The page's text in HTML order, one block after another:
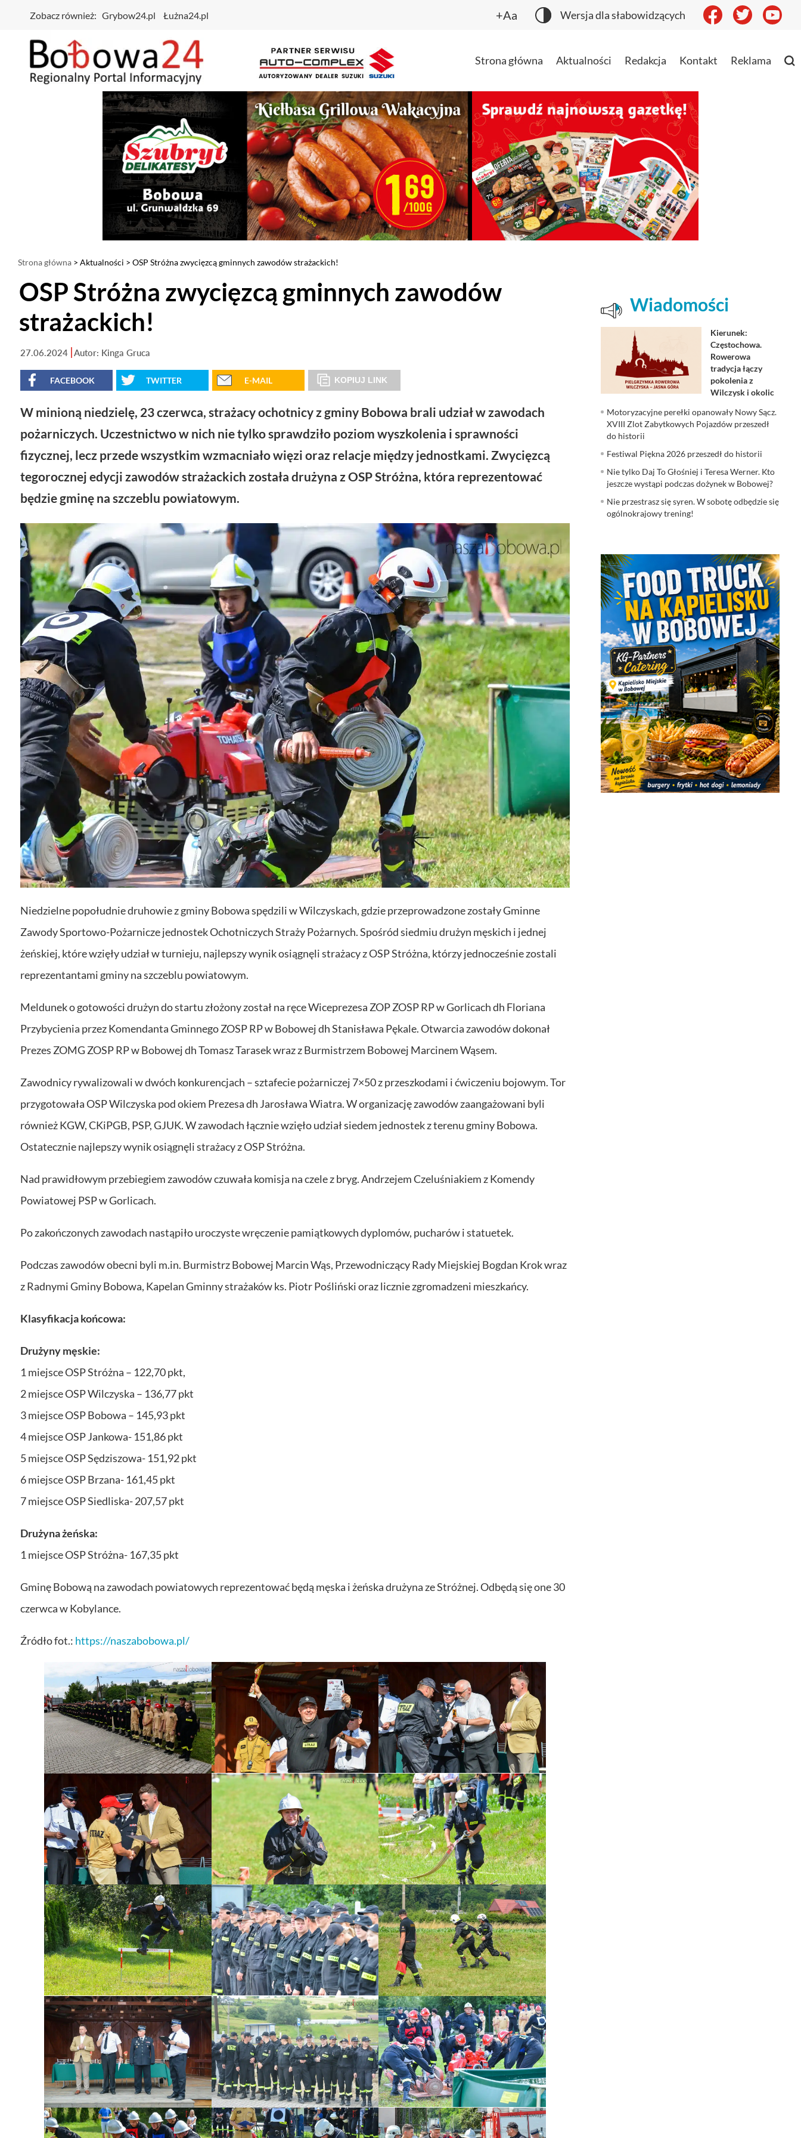
Zobacz również: Grybow24.pl Łużna24.pl +Aa Wersja dla słabowidzących
Strona główna Aktualności Redakcja Kontakt Reklama
Strona główna > Aktualności > OSP Stróżna zwycięzcą gminnych zawodów strażackich!
OSP Stróżna zwycięzcą gminnych zawodów
strażackich!
27.06.2024 Autor: Kinga Gruca
FACEBOOK TWITTER E-MAIL KOPIUJ LINK
W minioną niedzielę, 23 czerwca, strażacy ochotnicy z gminy Bobowa brali udział w zawodach
pożarniczych. Uczestnictwo w nich nie tylko sprawdziło poziom wyszkolenia i sprawności
fizycznej, lecz przede wszystkim wzmacniało więzi oraz relacje między jednostkami. Zwycięzcą
tegorocznej edycji zawodów strażackich została drużyna z OSP Stróżna, która reprezentować
będzie gminę na szczeblu powiatowym.
Niedzielne popołudnie druhowie z gminy Bobowa spędzili w Wilczyskach, gdzie przeprowadzone zostały Gminne
Zawody Sportowo-Pożarnicze jednostek Ochotniczych Straży Pożarnych. Spośród siedmiu drużyn męskich i jednej
żeńskiej, które wzięły udział w turnieju, najlepszy wynik osiągnęli strażacy z OSP Stróżna, którzy jednocześnie zostali
reprezentantami gminy na szczeblu powiatowym.
Meldunek o gotowości drużyn do startu złożony został na ręce Wiceprezesa ZOP ZOSP RP w Gorlicach dh Floriana
Przybycienia przez Komendanta Gminnego ZOSP RP w Bobowej dh Stanisława Pękale. Otwarcia zawodów dokonał
Prezes ZOMG ZOSP RP w Bobowej dh Tomasz Tarasek wraz z Burmistrzem Bobowej Marcinem Wąsem.
Zawodnicy rywalizowali w dwóch konkurencjach – sztafecie pożarniczej 7×50 z przeszkodami i ćwiczeniu bojowym. Tor
przygotowała OSP Wilczyska pod okiem Prezesa dh Jarosława Wiatra. W organizację zawodów zaangażowani byli
również KGW, CKiPGB, PSP, GJUK. W zawodach łącznie wzięło udział siedem jednostek z terenu gminy Bobowa.
Ostatecznie najlepszy wynik osiągnęli strażacy z OSP Stróżna.
Nad prawidłowym przebiegiem zawodów czuwała komisja na czele z bryg. Andrzejem Czeluśniakiem z Komendy
Powiatowej PSP w Gorlicach.
Po zakończonych zawodach nastąpiło uroczyste wręczenie pamiątkowych dyplomów, pucharów i statuetek.
Podczas zawodów obecni byli m.in. Burmistrz Bobowej Marcin Wąs, Przewodniczący Rady Miejskiej Bogdan Krok wraz
z Radnymi Gminy Bobowa, Kapelan Gminny strażaków ks. Piotr Pośliński oraz licznie zgromadzeni mieszkańcy.
Klasyfikacja końcowa:
Drużyny męskie:
1 miejsce OSP Stróżna – 122,70 pkt,
2 miejsce OSP Wilczyska – 136,77 pkt
3 miejsce OSP Bobowa – 145,93 pkt
4 miejsce OSP Jankowa- 151,86 pkt
5 miejsce OSP Sędziszowa- 151,92 pkt
6 miejsce OSP Brzana- 161,45 pkt
7 miejsce OSP Siedliska- 207,57 pkt
Drużyna żeńska:
1 miejsce OSP Stróżna- 167,35 pkt
Gminę Bobową na zawodach powiatowych reprezentować będą męska i żeńska drużyna ze Stróżnej. Odbędą się one 30
czerwca w Kobylance.
Źródło fot.: https://naszabobowa.pl/
Wiadomości
Kierunek:
Częstochowa.
Rowerowa
tradycja łączy
pokolenia z
Wilczysk i okolic
Motoryzacyjne perełki opanowały Nowy Sącz.
XVIII Zlot Zabytkowych Pojazdów przeszedł
do historii
Festiwal Piękna 2026 przeszedł do historii
Nie tylko Daj To Głośniej i Teresa Werner. Kto
jeszcze wystąpi podczas dożynek w Bobowej?
Nie przestrasz się syren. W sobotę odbędzie się
ogólnokrajowy trening!